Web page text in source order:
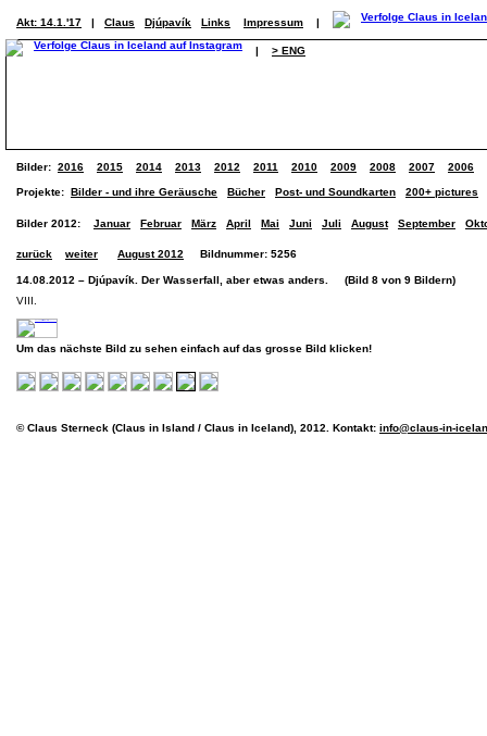
Akt: 14.1.'17 | Claus Djúpavík Links Impressum |
| > ENG
Bilder: 2016 2015 2014 2013 2012 2011 2010 2009 2008 2007 2006
Projekte: Bilder - und ihre Geräusche Bücher Post- und Soundkarten 200+ pictures
Bilder 2012: Januar Februar März April Mai Juni Juli August September
zurück weiter August 2012 Bildnummer: 5256
14.08.2012 – Djúpavík. Der Wasserfall, aber etwas anders. (Bild 8 von 9 Bildern)
VIII.
Um das nächste Bild zu sehen einfach auf das grosse Bild klicken!
© Claus Sterneck (Claus in Island / Claus in Iceland), 2012. Kontakt: info@claus-in-